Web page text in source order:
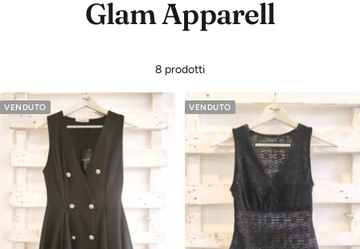
Glam Apparell
8 prodotti
VENDUTO VENDUTO